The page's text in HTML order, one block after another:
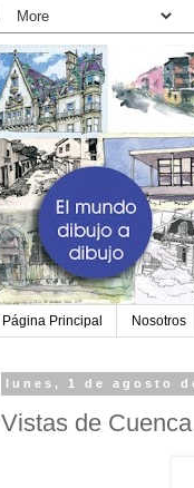
Página Principal Nosotros
lunes, 1 de agosto
Vistas de